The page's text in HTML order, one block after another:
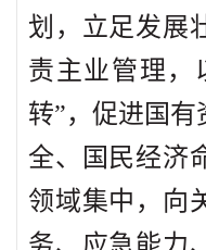
划，立足发展
责主业管理，
转”，促进国
全、国民经济
领域集中，向